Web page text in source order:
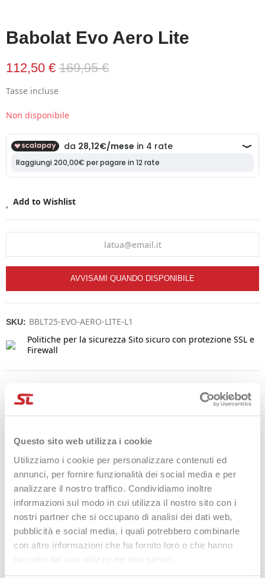
Questo sito web utilizza i cookie
Utilizziamo i cookie per personalizzare contenuti ed
annunci, per fornire funzionalità dei social media e per
analizzare il nostro traffico. Condividiamo inoltre
informazioni sul modo in cui utilizza il nostro sito con i
nostri partner che si occupano di analisi dei dati web,
pubblicità e social media, i quali potrebbero combinarle
con altre informazioni che ha fornito loro o che hanno
Babolat Evo Aero Lite
112,50 € 169,95 €
Tasse incluse
Non disponibile
Add to Wishlist
AVVISAMI QUANDO DISPONIBILE
SKU: BBLT25-EVO-AERO-LITE-L1
Politiche per la sicurezza Sito sicuro con protezione SSL e
Firewall
Politiche per le spedizioni
DESCRIZIONE
LaBabolat Evo Aero Lite è stata progettata per offrire una
combinazione ideale di potenza e comfort, pensata per aiutare
i giocatori a raggiungere il loro pieno potenziale.
Con un peso ridotto di 15 grammi rispetto al modello standard,